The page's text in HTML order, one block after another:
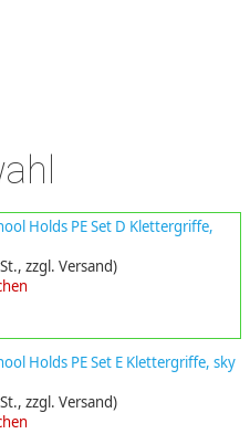
Holds PE Set D Klettergriffe,
zzgl. Versand)
Holds PE Set E Klettergriffe, sky
zzgl. Versand)